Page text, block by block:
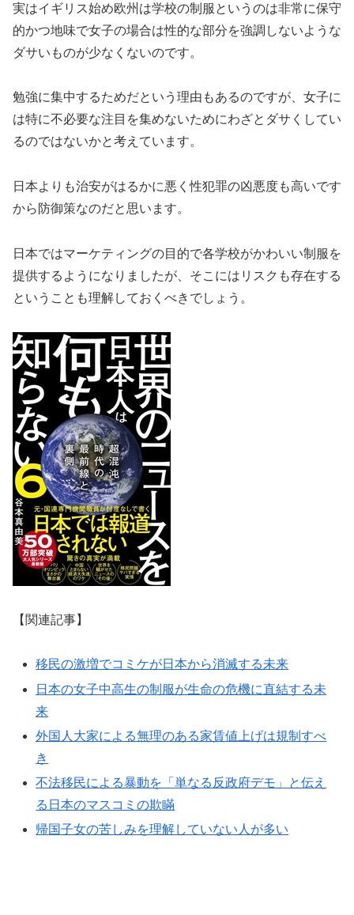
実はイギリス始め欧州は学校の制服というのは非常に保守
的かつ地味で女子の場合は性的な部分を強調しないような
ダサいものが少なくないのです。
勉強に集中するためだという理由もあるのですが、女子に
は特に不必要な注目を集めないためにわざとダサくしてい
るのではないかと考えています。
日本よりも治安がはるかに悪く性犯罪の凶悪度も高いです
から防御策なのだと思います。
日本ではマーケティングの目的で各学校がかわいい制服を
提供するようになりましたが、そこにはリスクも存在する
ということも理解しておくべきでしょう。
【関連記事】
移民の激増でコミケが日本から消滅する未来
日本の女子中高生の制服が生命の危機に直結する未
来
外国人大家による無理のある家賃値上げは規制すべ
き
不法移民による暴動を「単なる反政府デモ」と伝え
る日本のマスコミの欺瞞
帰国子女の苦しみを理解していない人が多い